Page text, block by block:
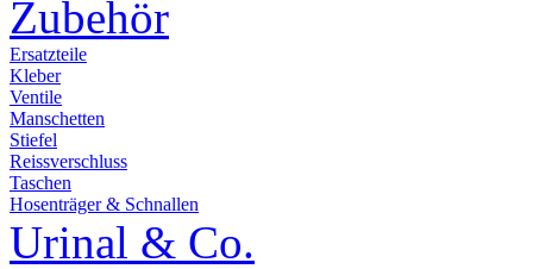
Zubehör
Ersatzteile
Kleber
Ventile
Manschetten
Stiefel
Reissverschluss
Taschen
Hosenträger & Schnallen
Urinal & Co.